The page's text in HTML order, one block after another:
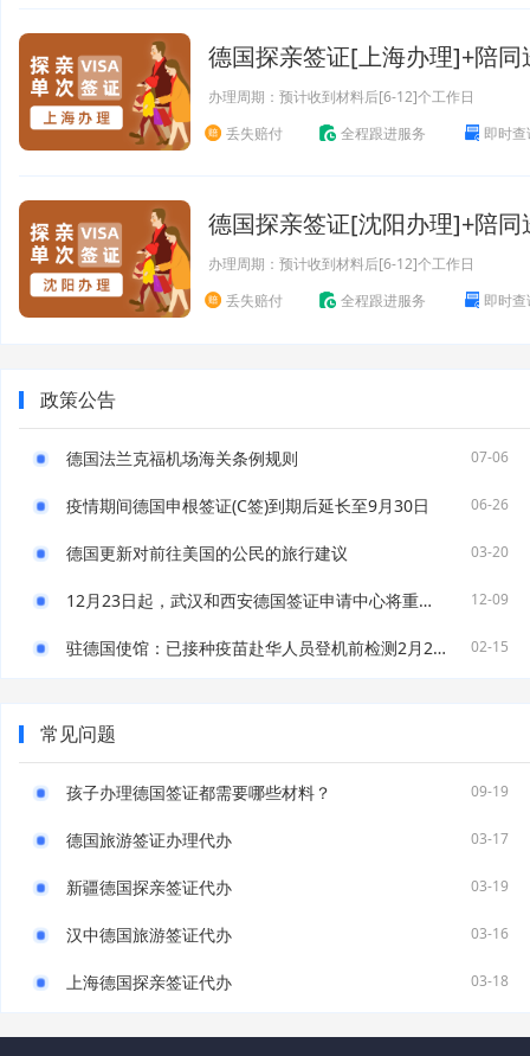
德国探亲签证[上海办理]+陪同
办理周期：预计收到材料后[6-12]个工作日
丢失赔付
全程跟进服务 即时查
德国探亲签证[沈阳办理]+陪同
办理周期：预计收到材料后[6-12]个工作日
丢失赔付
全程跟进服务 即时查
政策公告
德国法兰克福机场海关条例规则 07-06
疫情期间德国申根签证(C签)到期后延长至9月30日 06-26
德国更新对前往美国的公民的旅行建议 03-20
12月23日起，武汉和西安德国签证申请中心将重新对外开放！ 12-09
驻德国使馆：已接种疫苗赴华人员登机前检测2月21日起需执行新规 02-15
常见问题
孩子办理德国签证都需要哪些材料？ 09-19
德国旅游签证办理代办 03-17
新疆德国探亲签证代办 03-19
汉中德国旅游签证代办 03-16
上海德国探亲签证代办 03-18